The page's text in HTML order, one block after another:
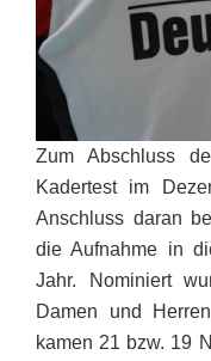
Zum Abschluss
Kadertest im
Anschluss daran
die Aufnahme in
Jahr. Nominiert
Damen und
kamen 21 bzw. 19